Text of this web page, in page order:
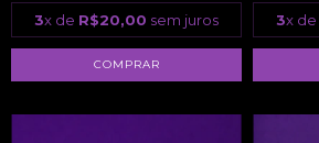
3x de R$20,00 sem juros
COMPRAR
3x de